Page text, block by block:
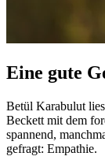
Eine gute
Betül Karabulut
Beckett mit dem
spannend,
gefragt: Empathie.